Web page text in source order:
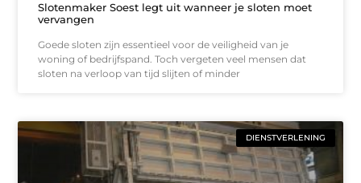
Slotenmaker Soest legt uit wanneer je sloten moet
vervangen
Goede sloten zijn essentieel voor de veiligheid van je
woning of bedrijfspand. Toch vergeten veel mensen dat
sloten na verloop van tijd slijten of minder
DIENSTVERLENING